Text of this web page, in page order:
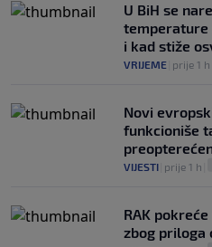
U BiH se
temperature
i kad stiže
VRIJEME prije 1 h
Novi
funkcioniše
VIJESTI prije 1 h
RAK
zbog priloga